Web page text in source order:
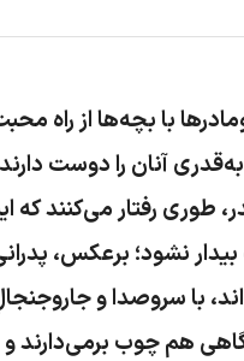
با بچه‌ها از راه
آنان را دوست
طوری رفتار می‌کنند که
نشود؛ برعکس،
با سروصدا و
هم چوب برمى‌دارند و